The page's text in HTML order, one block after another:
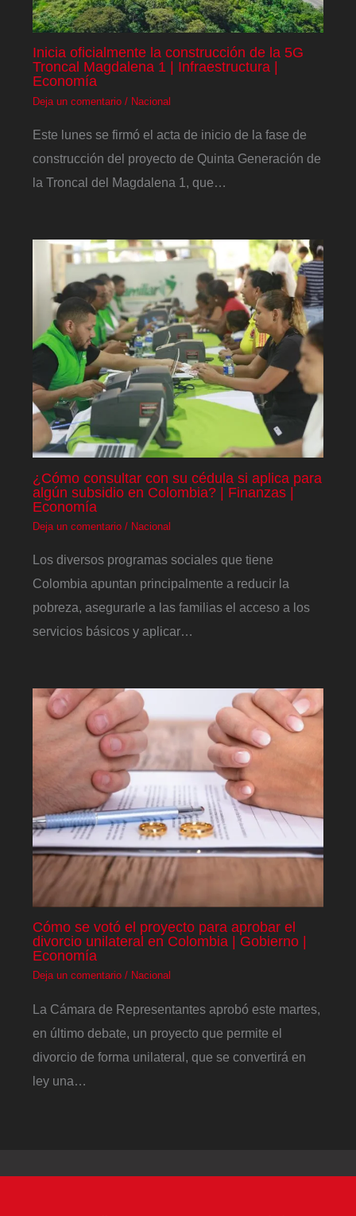
Inicia oficialmente la construcción de la 5G
Troncal Magdalena 1 | Infraestructura |
Economía
Deja un comentario / Nacional
Este lunes se firmó el acta de inicio de la fase de
construcción del proyecto de Quinta Generación de
la Troncal del Magdalena 1, que…
¿Cómo consultar con su cédula si aplica para
algún subsidio en Colombia? | Finanzas |
Economía
Deja un comentario / Nacional
Los diversos programas sociales que tiene
Colombia apuntan principalmente a reducir la
pobreza, asegurarle a las familias el acceso a los
servicios básicos y aplicar…
Cómo se votó el proyecto para aprobar el
divorcio unilateral en Colombia | Gobierno |
Economía
Deja un comentario / Nacional
La Cámara de Representantes aprobó este martes,
en último debate, un proyecto que permite el
divorcio de forma unilateral, que se convertirá en
ley una…